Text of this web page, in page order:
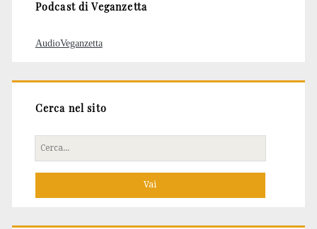
Podcast di Veganzetta
AudioVeganzetta
Cerca nel sito
Cerca
per: